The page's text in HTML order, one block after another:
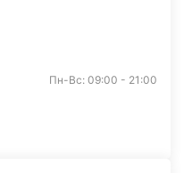
Пн-Вс: 09:00 - 21:00